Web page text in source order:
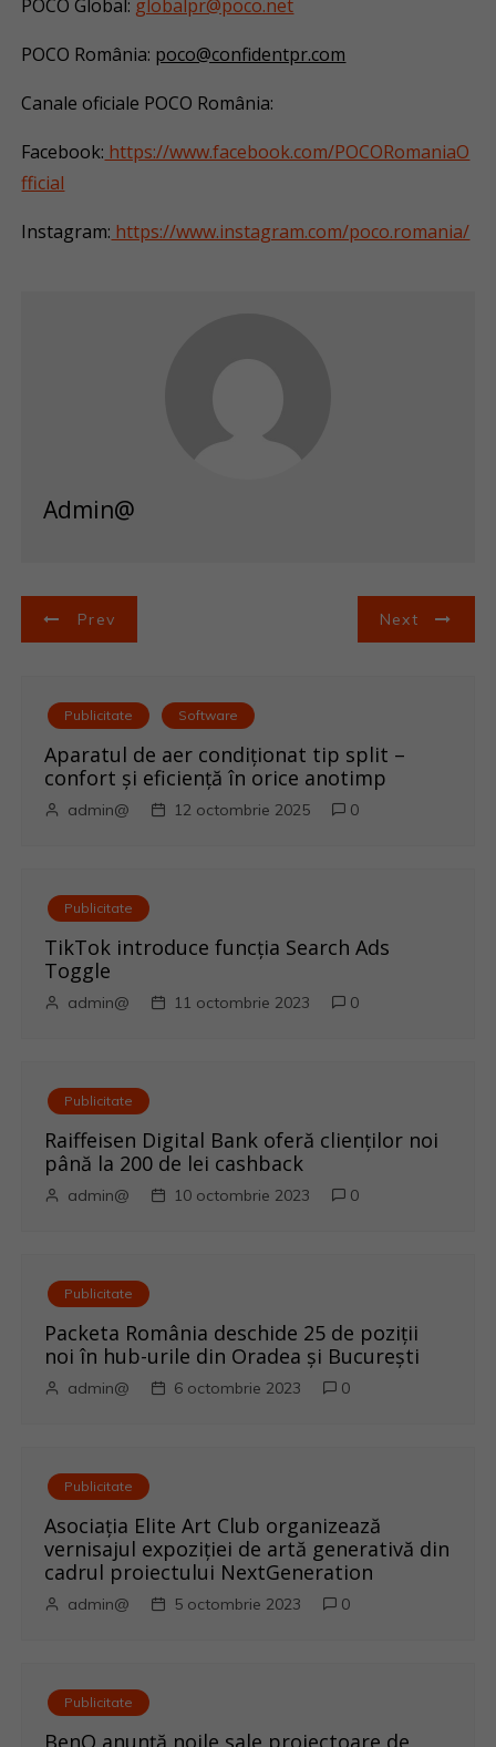
POCO Global: globalpr@poco.net
POCO România: poco@confidentpr.com
Canale oficiale POCO România:
Facebook: https://www.facebook.com/POCORomaniaO
fficial
Instagram: https://www.instagram.com/poco.romania/
Admin@
N
Prev Next
Publicitate Software
Aparatul de aer condiționat tip split –
confort și eficiență în orice anotimp
admin@ 12 octombrie 2025 0
Publicitate
TikTok introduce funcția Search Ads
Toggle
admin@ 11 octombrie 2023 0
Publicitate
Raiffeisen Digital Bank oferă clienților noi
până la 200 de lei cashback
admin@ 10 octombrie 2023 0
Publicitate
Packeta România deschide 25 de poziții
noi în hub-urile din Oradea și București
admin@ 6 octombrie 2023 0
Publicitate
Asociația Elite Art Club organizează
vernisajul expoziției de artă generativă din
cadrul proiectului NextGeneration
admin@ 5 octombrie 2023 0
Publicitate
BenQ anunţă noile sale proiectoare de